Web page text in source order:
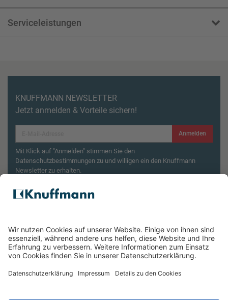
Serviceleistungen
KNUFFMANN NEWSLETTER
Jetzt anmelden & Vorteile sichern!
Anmelden
Mit Klick auf "Anmelden" stimmen Sie den
Datenschutzbestimmungen zu und willigen ein den Knuffmann
Newsletter zu erhalten.
Aktionsbedingungen¹
Wasserkocher